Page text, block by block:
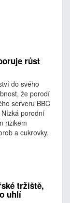
růst
do svého
že porodí
serveru BBC
porodní
rizikem
a cukrovky.
tržiště,
uhlí